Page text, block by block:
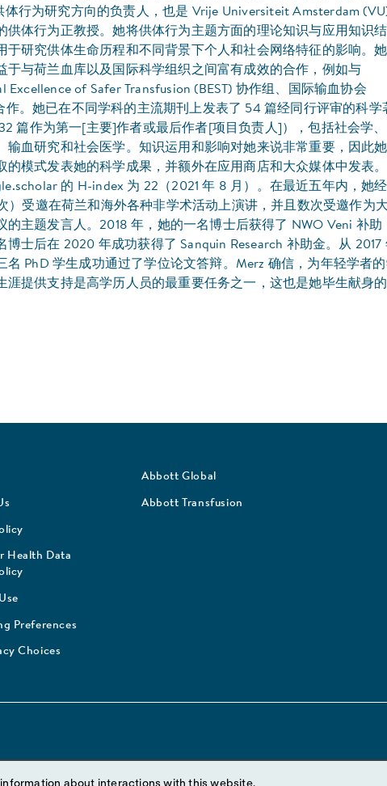
体行为研究方向的负责人，也是 Vrije Universiteit Amsterdam
供体行为正教授。她将供体行为主题方面的理论知识与应用知识结
于研究供体生命历程和不同背景下个人和社会网络特征的影响。她
于与荷兰血库以及国际科学组织之间富有成效的合作，例如与
Excellence of Safer Transfusion (BEST) 协作组、国际输血协会
作。她已在不同学科的主流期刊上发表了 54 篇经同行评审的科学
篇作为第一[主要]作者或最后作者[项目负责人]），包括社会学
输血研究和社会医学。知识运用和影响对她来说非常重要，因此她
的模式发表她的科学成果，并额外在应用商店和大众媒体中发表。
的 H-index 为 22（2021 年 8 月）。在最近五年内，她经
）受邀在荷兰和海外各种非学术活动上演讲，并且数次受邀作为大
的主题发言人。2018 年，她的一名博士后获得了 NWO Veni 补助
博士后在 2020 年成功获得了 Sanquin Research 补助金。从 2017
名 PhD 学生成功通过了学位论文答辩。Merz 确信，为年轻学者
涯提供支持是高学历人员的最重要任务之一，这也是她毕生献身的
Health Data
Preferences
Choices
Abbott Global
Abbott Transfusion
about interactions with this website.